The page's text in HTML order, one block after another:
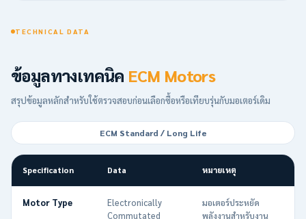
TECHNICAL DATA
ข้อมูลทางเทคนิค ECM Motors
สรุปข้อมูลหลักสำหรับใช้ตรวจสอบก่อนเลือกซื้อหรือเทียบรุ่นกับมอเตอร์เดิม
ECM Standard / Long Life
Specification Data หมายเหตุ
Motor Type
Electronically
Commutated
มอเตอร์ประหยัด
พลังงานสำหรับงาน